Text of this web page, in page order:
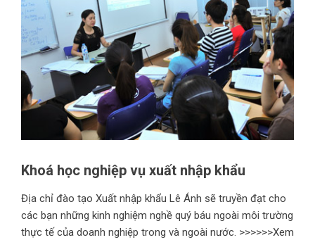
Khoá học nghiệp vụ xuất nhập khẩu
Địa chỉ đào tạo Xuất nhập khẩu Lê Ánh sẽ truyền đạt cho
các bạn những kinh nghiệm nghề quý báu ngoài môi trường
thực tế của doanh nghiệp trong và ngoài nước. >>>>>>Xem